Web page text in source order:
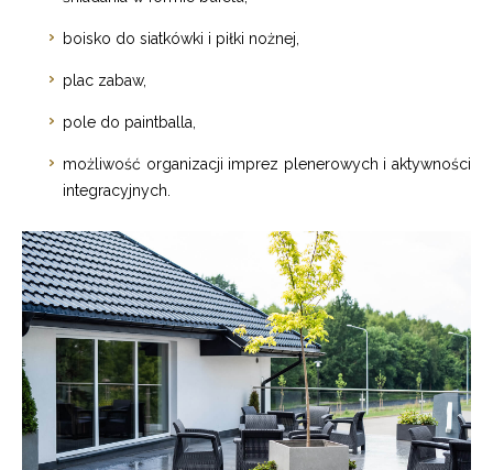
boisko do siatkówki i piłki nożnej,
plac zabaw,
pole do paintballa,
możliwość organizacji imprez plenerowych i aktywności
integracyjnych.